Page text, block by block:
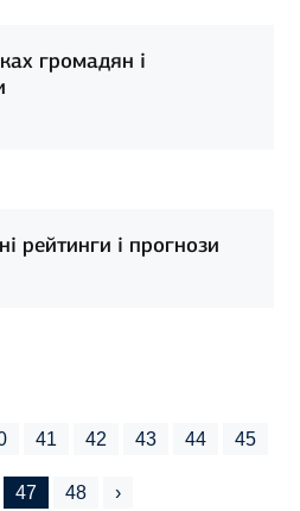
громадян і
рейтинги і прогнози
41 42 43 44 45
47 48 ›